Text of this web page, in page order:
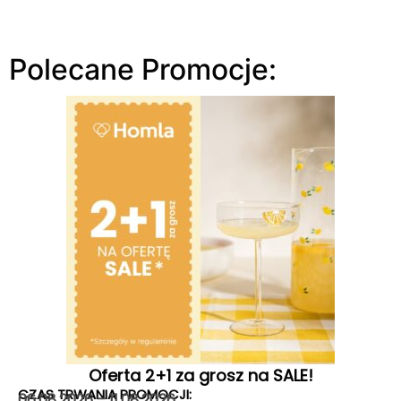
Polecane Promocje:
Oferta 2+1 za grosz na SALE!
CZAS TRWANIA PROMOCJI: